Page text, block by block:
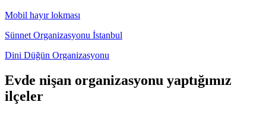
Mobil hayır lokması
Sünnet Organizasyonu İstanbul
Dini Düğün Organizasyonu
Evde nişan organizasyonu yaptığımız
ilçeler